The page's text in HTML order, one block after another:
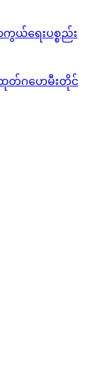
ယ်ရေးပစ္စည်း
ထုတ်ဂဟေမီးတိုင်